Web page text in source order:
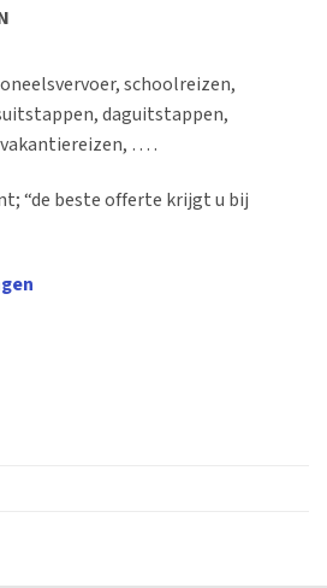
schoolreizen,
daguitstappen,
… .
“de beste offerte krijgt u bij